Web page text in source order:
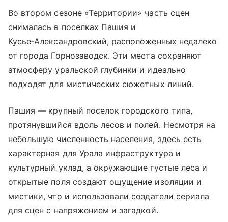
Во втором сезоне «Территории» часть сцен
снималась в поселках Пашия и
Кусье‑Александровский, расположенных недалеко
от города Горнозаводск. Эти места сохраняют
атмосферу уральской глубинки и идеально
подходят для мистических сюжетных линий.
Пашия — крупный поселок городского типа,
протянувшийся вдоль лесов и полей. Несмотря на
небольшую численность населения, здесь есть
характерная для Урала инфраструктура и
культурный уклад, а окружающие густые леса и
открытые поля создают ощущение изоляции и
мистики, что и использовали создатели сериала
для сцен с напряжением и загадкой.